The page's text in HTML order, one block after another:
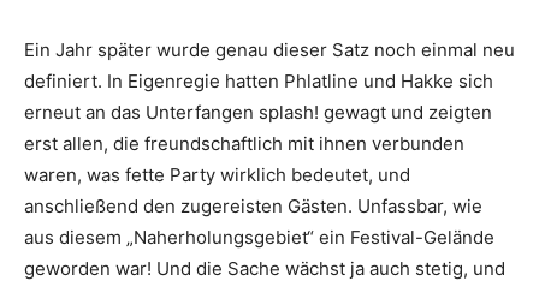
Ein Jahr später wurde genau dieser Satz noch einmal neu
definiert. In Eigenregie hatten Phlatline und Hakke sich
erneut an das Unterfangen splash! gewagt und zeigten
erst allen, die freundschaftlich mit ihnen verbunden
waren, was fette Party wirklich bedeutet, und
anschließend den zugereisten Gästen. Unfassbar, wie
aus diesem „Naherholungsgebiet“ ein Festival-Gelände
geworden war! Und die Sache wächst ja auch stetig, und